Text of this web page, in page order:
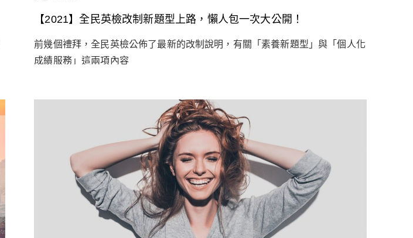
【2021】全民英檢改制新題型上路，懶人包一次大公開！
前幾個禮拜，全民英檢公佈了最新的改制說明，有關「素養新題型」與「個人化
成績服務」這兩項內容